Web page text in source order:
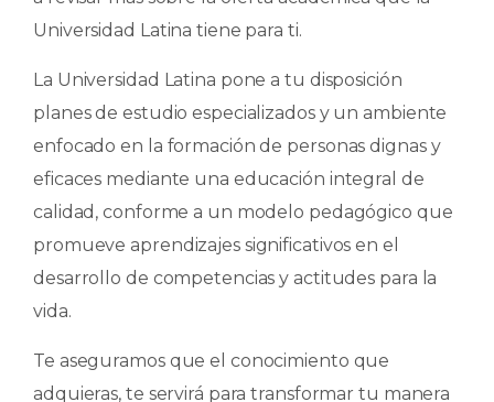
Universidad Latina tiene para ti.
La Universidad Latina pone a tu disposición
planes de estudio especializados y un ambiente
enfocado en la formación de personas dignas y
eficaces mediante una educación integral de
calidad, conforme a un modelo pedagógico que
promueve aprendizajes significativos en el
desarrollo de competencias y actitudes para la
vida.
Te aseguramos que el conocimiento que
adquieras, te servirá para transformar tu manera